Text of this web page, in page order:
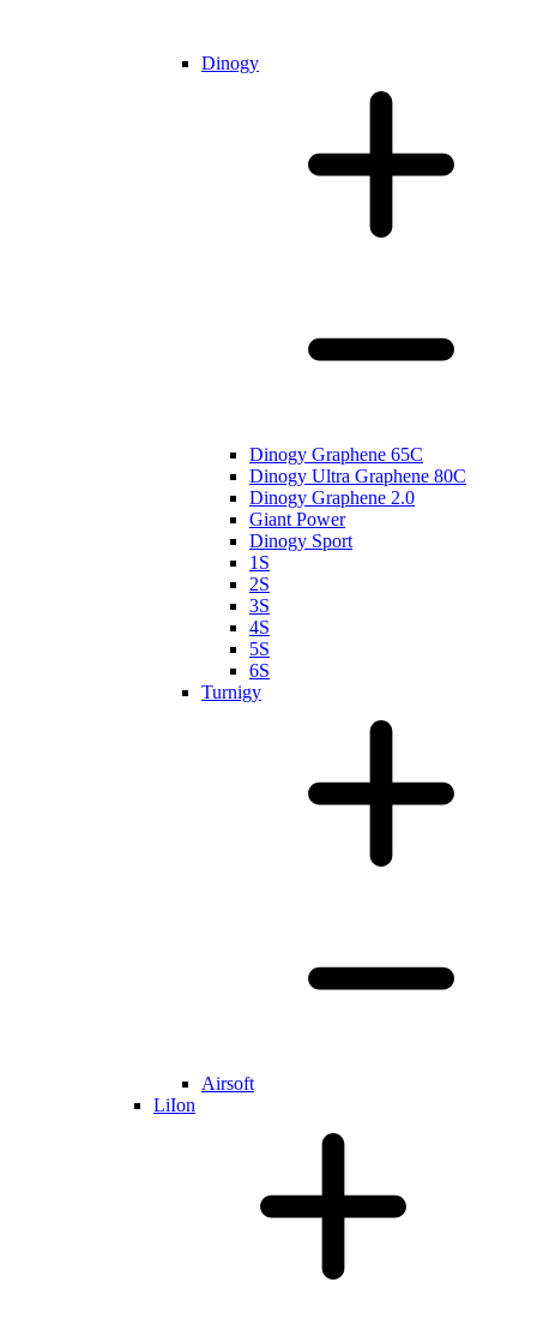
Dinogy
Dinogy Graphene 65C
Dinogy Ultra Graphene 80C
Dinogy Graphene 2.0
Giant Power
Dinogy Sport
1S
2S
3S
4S
5S
6S
Turnigy
Airsoft
LiIon